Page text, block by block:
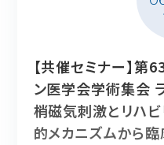
【共催セミナー】第
ン医学会学術集会
梢磁気刺激とリハビ
的メカニズムから